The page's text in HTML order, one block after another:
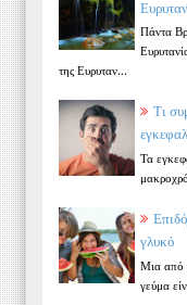
Πάντα
της Ευρυταν...
Τι
Τα
γλυκό
Μια από
γεύμα